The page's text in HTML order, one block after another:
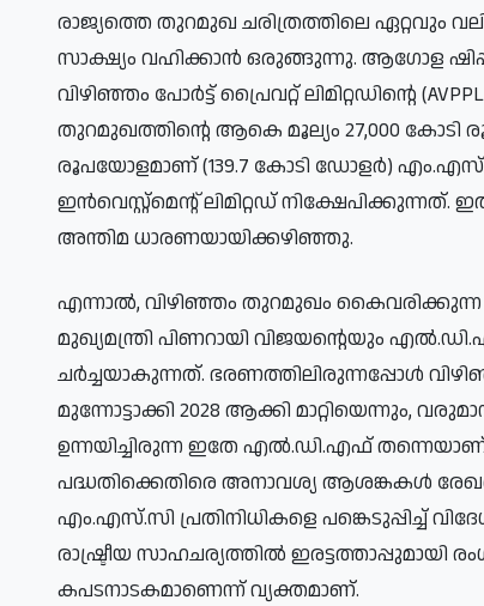
രാജ്യത്തെ തുറമുഖ ചരിത്രത്തിലെ ഏറ്റവും
സാക്ഷ്യം വഹിക്കാൻ ഒരുങ്ങുന്നു. ആഗോള
വിഴിഞ്ഞം പോർട്ട് പ്രൈവറ്റ് ലിമിറ്റഡിന്റെ
തുറമുഖത്തിന്റെ ആകെ മൂല്യം 27,000 കോടി
രൂപയോളമാണ് (139.7 കോടി ഡോളർ)
ഇൻവെസ്റ്റ്‌മെന്റ് ലിമിറ്റഡ്
അന്തിമ ധാരണയായിക്കഴിഞ്ഞു.
എന്നാൽ, വിഴിഞ്ഞം തുറമുഖം
മുഖ്യമന്ത്രി പിണറായി വിജയന്റെയും
ചർച്ചയാകുന്നത്. ഭരണത്തിലിരുന്നപ്പോൾ
മുന്നോട്ടാക്കി 2028 ആക്കി മാറ്റിയെന്നും,
ഉന്നയിച്ചിരുന്ന ഇതേ എൽ.ഡി.എഫ്
പദ്ധതിക്കെതിരെ അനാവശ്യ ആശങ്കകൾ
എം.എസ്.സി പ്രതിനിധികളെ പങ്കെടുപ്പിച്ച്
രാഷ്ട്രീയ സാഹചര്യത്തിൽ ഇരട്ടത്താപ്പുമായി
കപടനാടകമാണെന്ന് വ്യക്തമാണ്.